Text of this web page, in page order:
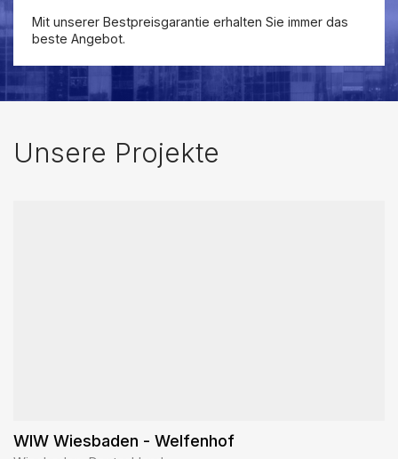
Mit unserer Bestpreisgarantie erhalten Sie immer das
beste Angebot.
Unsere Projekte
WIW Wiesbaden - Welfenhof